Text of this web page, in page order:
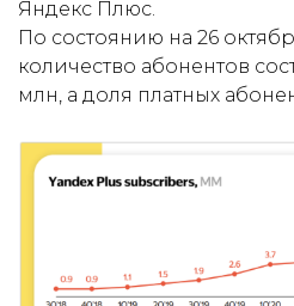
Яндекс Плюс.
По состоянию на 26
количество абонентов
млн, а доля платных